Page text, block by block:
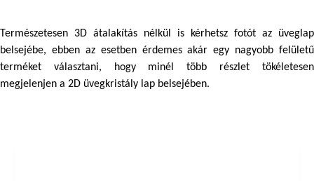
Természetesen 3D átalakítás nélkül is kérhetsz fotót az üveglap
belsejébe, ebben az esetben érdemes akár egy nagyobb felületű
terméket választani, hogy minél több részlet tökéletesen
megjelenjen a 2D üvegkristály lap belsejében.